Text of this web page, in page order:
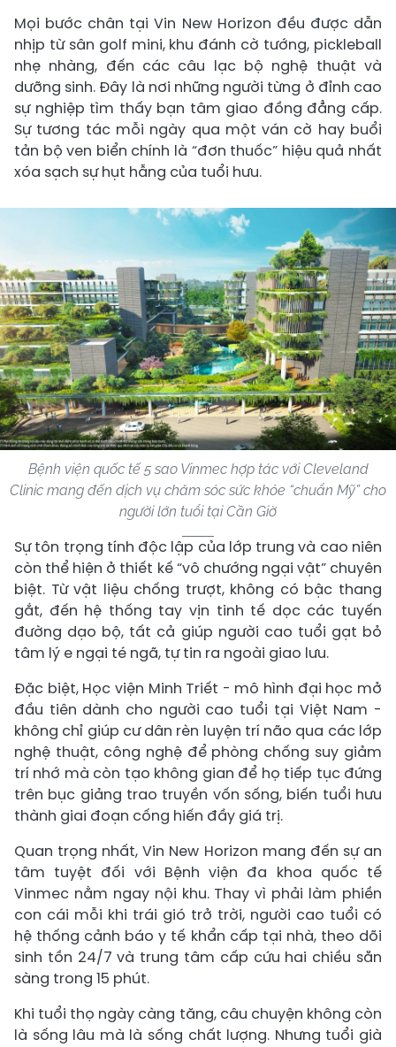
Mọi bước chân tại Vin New Horizon đều được dẫn
nhịp từ sân golf mini, khu đánh cờ tướng, pickleball
nhẹ nhàng, đến các câu lạc bộ nghệ thuật và
dưỡng sinh. Đây là nơi những người từng ở đỉnh cao
sự nghiệp tìm thấy bạn tâm giao đồng đẳng cấp.
Sự tương tác mỗi ngày qua một ván cờ hay buổi
tản bộ ven biển chính là “đơn thuốc” hiệu quả nhất
xóa sạch sự hụt hẫng của tuổi hưu.
Bệnh viện quốc tế 5 sao Vinmec hợp tác với Cleveland
Clinic mang đến dịch vụ chăm sóc sức khỏe “chuẩn Mỹ” cho
người lớn tuổi tại Cần Giờ
Sự tôn trọng tính độc lập của lớp trung và cao niên
còn thể hiện ở thiết kế “vô chướng ngại vật” chuyên
biệt. Từ vật liệu chống trượt, không có bậc thang
gắt, đến hệ thống tay vịn tinh tế dọc các tuyến
đường dạo bộ, tất cả giúp người cao tuổi gạt bỏ
tâm lý e ngại té ngã, tự tin ra ngoài giao lưu.
Đặc biệt, Học viện Minh Triết - mô hình đại học mở
đầu tiên dành cho người cao tuổi tại Việt Nam -
không chỉ giúp cư dân rèn luyện trí não qua các lớp
nghệ thuật, công nghệ để phòng chống suy giảm
trí nhớ mà còn tạo không gian để họ tiếp tục đứng
trên bục giảng trao truyền vốn sống, biến tuổi hưu
thành giai đoạn cống hiến đầy giá trị.
Quan trọng nhất, Vin New Horizon mang đến sự an
tâm tuyệt đối với Bệnh viện đa khoa quốc tế
Vinmec nằm ngay nội khu. Thay vì phải làm phiền
con cái mỗi khi trái gió trở trời, người cao tuổi có
hệ thống cảnh báo y tế khẩn cấp tại nhà, theo dõi
sinh tồn 24/7 và trung tâm cấp cứu hai chiều sẵn
sàng trong 15 phút.
Khi tuổi thọ ngày càng tăng, câu chuyện không còn
là sống lâu mà là sống chất lượng. Nhưng tuổi già